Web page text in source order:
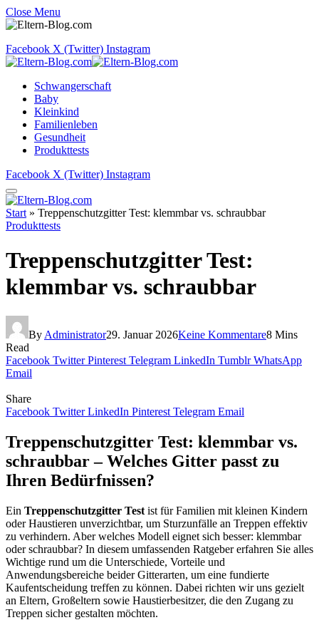
Close Menu
Facebook X (Twitter) Instagram
Schwangerschaft
Baby
Kleinkind
Familienleben
Gesundheit
Produkttests
Facebook X (Twitter) Instagram
Start » Treppenschutzgitter Test: klemmbar vs. schraubbar
Produkttests
Treppenschutzgitter Test:
klemmbar vs. schraubbar
By Administrator29. Januar 2026Keine Kommentare8 Mins
Read
Facebook Twitter Pinterest Telegram LinkedIn Tumblr WhatsApp
Email
Share
Facebook Twitter LinkedIn Pinterest Telegram Email
Treppenschutzgitter Test: klemmbar vs.
schraubbar – Welches Gitter passt zu
Ihren Bedürfnissen?
Ein Treppenschutzgitter Test ist für Familien mit kleinen Kindern
oder Haustieren unverzichtbar, um Sturzunfälle an Treppen effektiv
zu verhindern. Aber welches Modell eignet sich besser: klemmbar
oder schraubbar? In diesem umfassenden Ratgeber erfahren Sie alles
Wichtige rund um die Unterschiede, Vorteile und
Anwendungsbereiche beider Gitterarten, um eine fundierte
Kaufentscheidung treffen zu können. Dabei richten wir uns gezielt
an Eltern, Großeltern sowie Haustierbesitzer, die den Zugang zu
Treppen sicher gestalten möchten.